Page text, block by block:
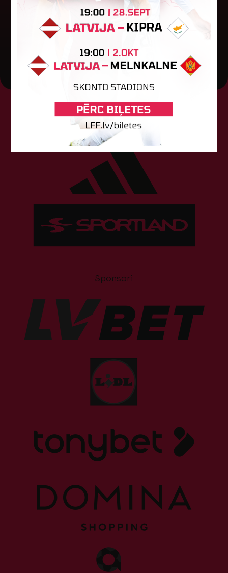
pret "HB Køge". Cīņā pret...
05. augusts 2026.
Tehniskais sponsors
Sponsori